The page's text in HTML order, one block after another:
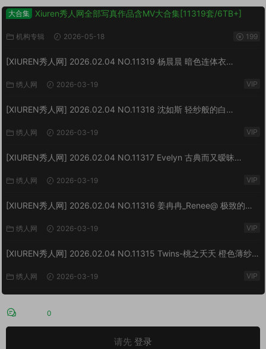
大合集 Xiuren秀人网全部写真作品含MV大合集[11319套/6TB+]
机构专辑 2026-05-18 199
[XIUREN秀人网] 2026.02.04 NO.11319 杨晨晨 暗色连体衣
绣人网 2026-03-19 VIP
[XIUREN秀人网] 2026.02.04 NO.11318 沈如斯 轻纱般的白
绣人网 2026-03-19 VIP
[XIUREN秀人网] 2026.02.04 NO.11317 Evelyn 古典而又暧昧
绣人网 2026-03-19 VIP
[XIUREN秀人网] 2026.02.04 NO.11316 姜冉冉_Renee@ 极致的反
绣人网 2026-03-19 VIP
[XIUREN秀人网] 2026.02.04 NO.11315 Twins-桃之夭夭 橙色薄纱
绣人网 2026-03-19 VIP
0
请先 登录